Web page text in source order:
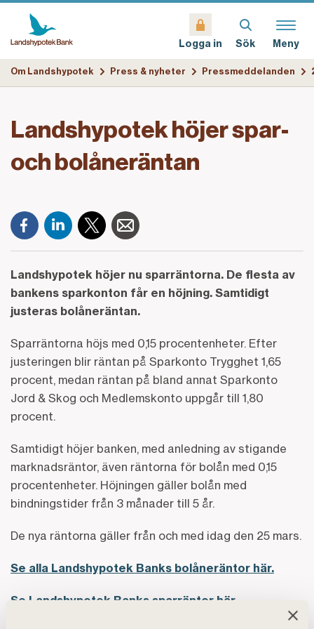
Logga in Sök Meny
Om Landshypotek Press & nyheter Pressmeddelanden
Landshypotek höjer spar-
och bolåneräntan
Landshypotek höjer nu sparräntorna. De flesta av
bankens sparkonton får en höjning. Samtidigt
justeras bolåneräntan.
Sparräntorna höjs med 0,15 procentenheter. Efter
justeringen blir räntan på Sparkonto Trygghet 1,65
procent, medan räntan på bland annat Sparkonto
Jord & Skog och Medlemskonto uppgår till 1,80
procent.
Samtidigt höjer banken, med anledning av stigande
marknadsräntor, även räntorna för bolån med 0,15
procentenheter. Höjningen gäller bolån med
bindningstider från 3 månader till 5 år.
De nya räntorna gäller från och med idag den 25 mars.
Se alla Landshypotek Banks bolåneräntor här.
Se Landshypotek Banks sparräntor här.